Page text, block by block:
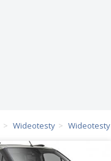
Wideotesty Wideotesty